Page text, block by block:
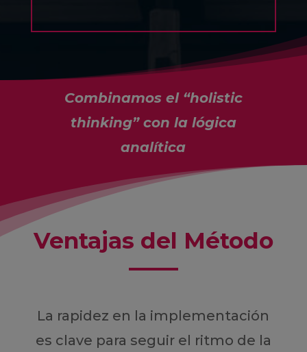
Combinamos el “holistic
thinking” con la lógica
analítica
Ventajas del Método
La rapidez en la implementación
es clave para seguir el ritmo de la